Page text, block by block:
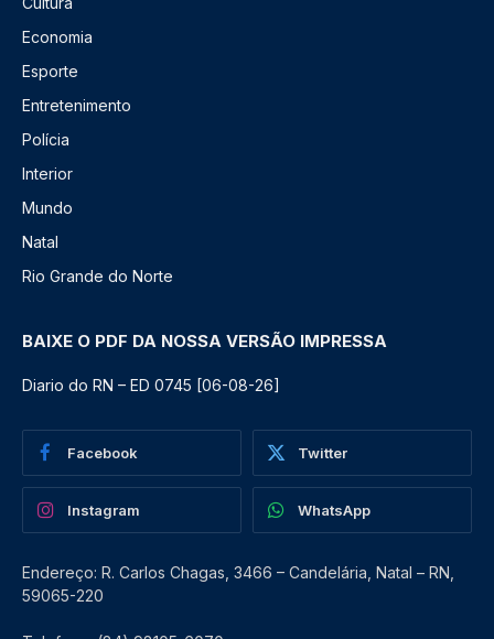
Economia
Esporte
Entretenimento
Polícia
Interior
Mundo
Natal
Rio Grande do Norte
BAIXE O PDF DA NOSSA VERSÃO IMPRESSA
Diario do RN – ED 0745 [06-08-26]
Facebook Twitter
Instagram WhatsApp
Endereço: R. Carlos Chagas, 3466 – Candelária, Natal – RN,
59065-220